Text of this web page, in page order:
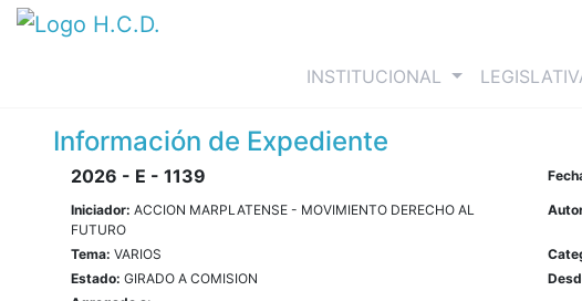
INSTITUCIONAL (current)
Información de Expediente
2026 - E - 1139
Iniciador: ACCION MARPLATENSE - MOVIMIENTO DERECHO AL
FUTURO
Tema: VARIOS
Estado: GIRADO A COMISION